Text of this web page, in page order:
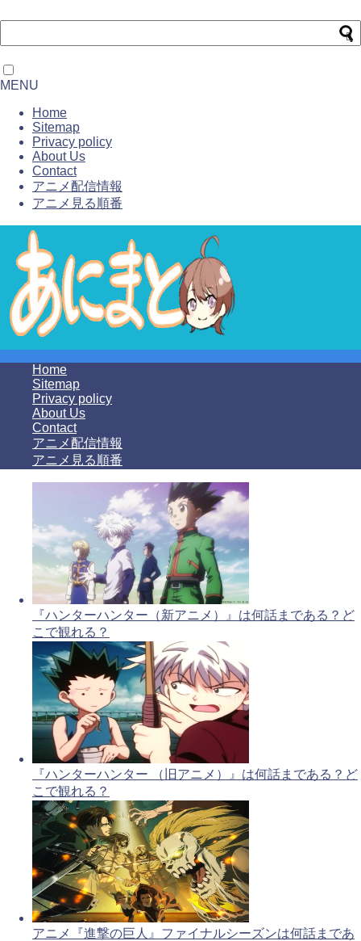
MENU
Home
Sitemap
Privacy policy
About Us
Contact
アニメ配信情報
アニメ見る順番
Home
Sitemap
Privacy policy
About Us
Contact
アニメ配信情報
アニメ見る順番
『ハンターハンター（新アニメ）』は何話まである？ど
こで観れる？
『ハンターハンター （旧アニメ）』は何話まである？ど
こで観れる？
アニメ『進撃の巨人』ファイナルシーズンは何話まであ